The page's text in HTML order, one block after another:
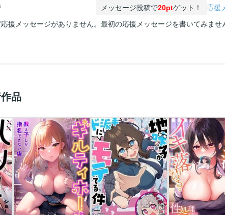
メッセージ投稿で20ptゲット！
応援
援メッセージがありません。最初の応援メッセージを書いてみませ
品